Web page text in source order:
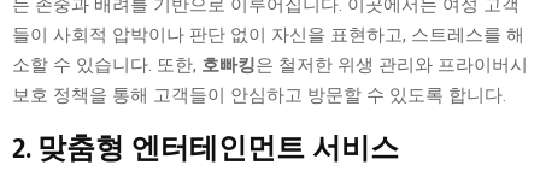
들이 사회적 압박이나 판단 없이 자신을 표현하고, 스트레스를 해
소할 수 있습니다. 또한, 호빠킹은 철저한 위생 관리와 프라이버시
보호 정책을 통해 고객들이 안심하고 방문할 수 있도록 합니다.
2. 맞춤형 엔터테인먼트 서비스